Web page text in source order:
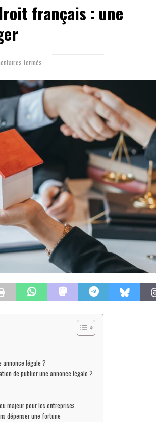
français : une
fermés
annonce légale ?
de publier une annonce légale ?
majeur pour les entreprises
dépenser une fortune